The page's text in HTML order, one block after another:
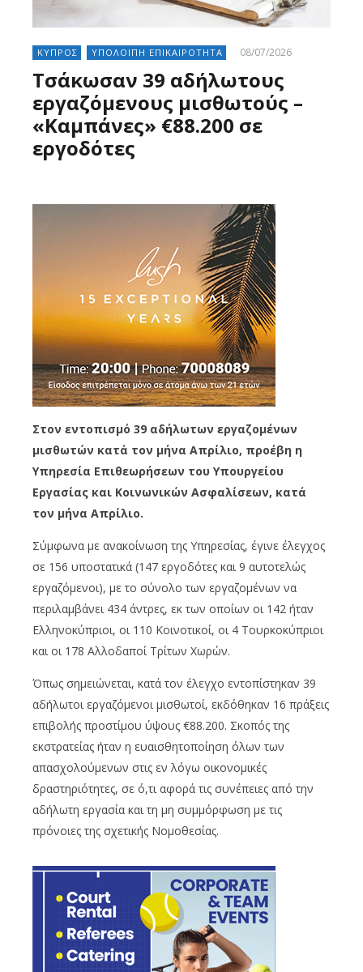
ΚΥΠΡΟΣ ΥΠΟΛΟΙΠΗ ΕΠΙΚΑΙΡΟΤΗΤΑ 08/07/2026
Τσάκωσαν 39 αδήλωτους
εργαζόμενους μισθωτούς –
«Καμπάνες» €88.200 σε
εργοδότες
Στον εντοπισμό 39 αδήλωτων εργαζομένων
μισθωτών κατά τον μήνα Απρίλιο, προέβη η
Υπηρεσία Επιθεωρήσεων του Υπουργείου
Εργασίας και Κοινωνικών Ασφαλίσεων, κατά
τον μήνα Απρίλιο.
Σύμφωνα με ανακοίνωση της Υπηρεσίας, έγινε έλεγχος
σε 156 υποστατικά (147 εργοδότες και 9 αυτοτελώς
εργαζόμενοι), με το σύνολο των εργαζομένων να
περιλαμβάνει 434 άντρες, εκ των οποίων οι 142 ήταν
Ελληνοκύπριοι, οι 110 Κοινοτικοί, οι 4 Τουρκοκύπριοι
και οι 178 Αλλοδαποί Τρίτων Χωρών.
Όπως σημειώνεται, κατά τον έλεγχο εντοπίστηκαν 39
αδήλωτοι εργαζόμενοι μισθωτοί, εκδόθηκαν 16 πράξεις
επιβολής προστίμου ύψους €88.200. Σκοπός της
εκστρατείας ήταν η ευαισθητοποίηση όλων των
απασχολούμενων στις εν λόγω οικονομικές
δραστηριότητες, σε ό,τι αφορά τις συνέπειες από την
αδήλωτη εργασία και τη μη συμμόρφωση με τις
πρόνοιες της σχετικής Νομοθεσίας.